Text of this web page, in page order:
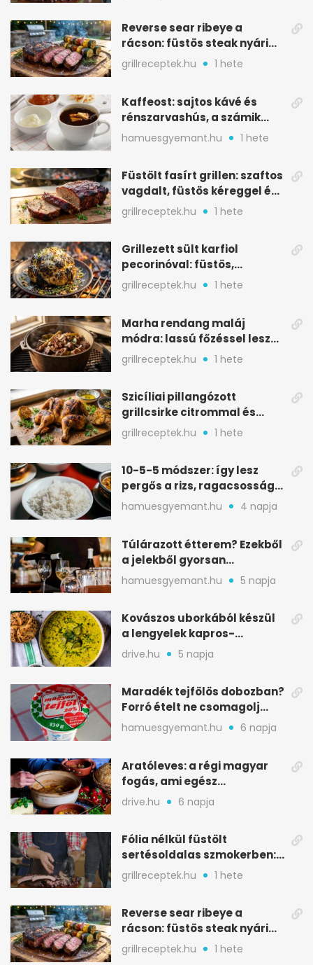
Reverse sear ribeye a
rácson: füstös steak nyári
tökkebabbal
grillreceptek.hu 1 hete
Kaffeost: sajtos kávé és
rénszarvashús, a számik
melegítő itala
hamuesgyemant.hu 1 hete
Füstölt fasírt grillen: szaftos
vagdalt, füstös kéreggel és
BBQ mázzal
grillreceptek.hu 1 hete
Grillezett sült karfiol
pecorinóval: füstös,
karamellizált nyári kedvenc
grillreceptek.hu 1 hete
Marha rendang maláj
módra: lassú főzéssel lesz
igazán szaftos
grillreceptek.hu 1 hete
Szicíliai pillangózott
grillcsirke citrommal és
oregánóval
grillreceptek.hu 1 hete
10-5-5 módszer: így lesz
pergős a rizs, ragacsosság
nélkül
hamuesgyemant.hu 4 napja
Túlárazott étterem? Ezekből
a jelekből gyorsan
észreveheted
hamuesgyemant.hu 5 napja
Kovászos uborkából készül
a lengyelek kapros-
savanykás levese
drive.hu 5 napja
Maradék tejfölös dobozban?
Forró ételt ne csomagolj
ilyen tégelybe
hamuesgyemant.hu 6 napja
Aratóleves: a régi magyar
fogás, ami egész
csapatokat jóllakatott
drive.hu 6 napja
Fólia nélkül füstölt
sertésoldalas szmokerben:
ropogós bark, 6 óra
grillreceptek.hu 1 hete
Reverse sear ribeye a
rácson: füstös steak nyári
tökkebabbal
grillreceptek.hu 1 hete